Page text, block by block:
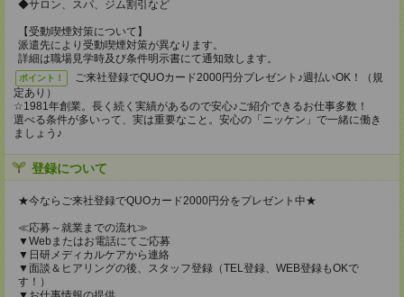
◆サロン、スパ、ジム割引など
【受動喫煙対策について】
派遣先により受動喫煙対策が異なります。
詳細は職場見学時及び条件明示書にて通知致します。
ポイント！
ご来社登録でQUOカード2000円分プレゼント♪週払いOK！（規
定あり）
☆1981年創業。長く続く実績があるので安心♪ご紹介できるお仕事多数！
選べる条件が多いって、実は重要なこと。安心の「ニッケン」で一緒に働き
ましょう♪
登録について
★今ならご来社登録でQUOカード2000円分をプレゼント中★
≪応募～就業までの流れ≫
▼Webまたはお電話にてご応募
▼日研メディカルケアから連絡
▼面談＆ヒアリングの後、スタッフ登録（TEL登録、WEB登録もOKで
す！）